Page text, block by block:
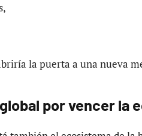
la puerta a una nueva
por vencer la